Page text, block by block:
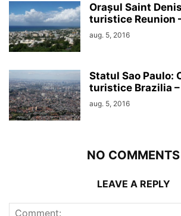
Orașul Saint
turistice Reunion
aug. 5, 2016
Statul Sao Paulo:
turistice Brazilia –
aug. 5, 2016
NO COMMENTS
LEAVE A REPLY